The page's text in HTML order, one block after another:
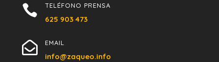
 TELÉFONO PRENSA
625 903 473
 EMAIL
info@zaqueo.info